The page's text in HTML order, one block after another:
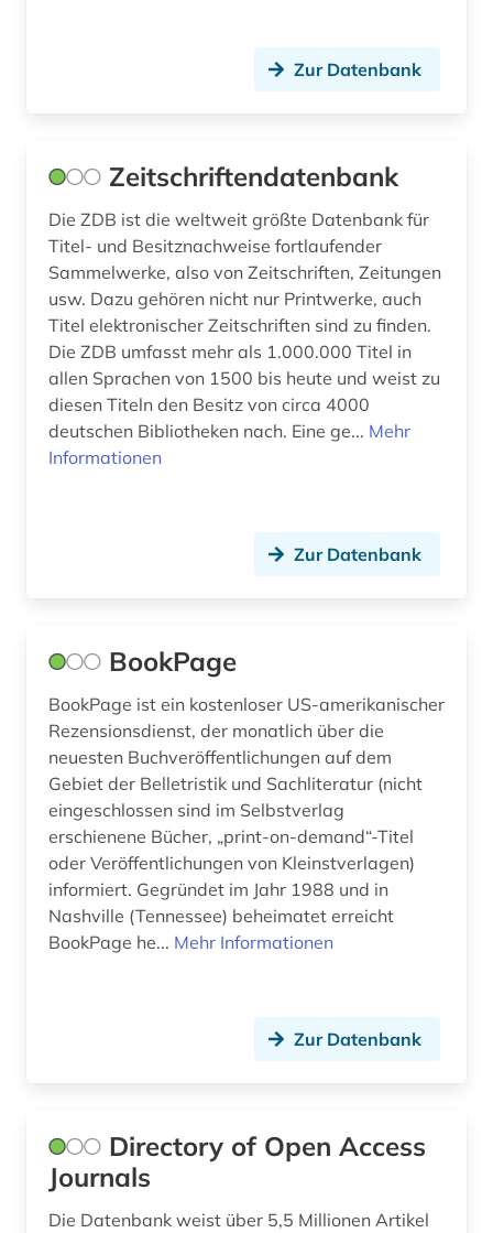
Zur Datenbank
Zeitschriftendatenbank
Die ZDB ist die weltweit größte Datenbank für
Titel- und Besitznachweise fortlaufender
Sammelwerke, also von Zeitschriften, Zeitungen
usw. Dazu gehören nicht nur Printwerke, auch
Titel elektronischer Zeitschriften sind zu finden.
Die ZDB umfasst mehr als 1.000.000 Titel in
allen Sprachen von 1500 bis heute und weist zu
diesen Titeln den Besitz von circa 4000
deutschen Bibliotheken nach. Eine ge... Mehr
Informationen
Zur Datenbank
BookPage
BookPage ist ein kostenloser US-amerikanischer
Rezensionsdienst, der monatlich über die
neuesten Buchveröffentlichungen auf dem
Gebiet der Belletristik und Sachliteratur (nicht
eingeschlossen sind im Selbstverlag
erschienene Bücher, „print-on-demand“-Titel
oder Veröffentlichungen von Kleinstverlagen)
informiert. Gegründet im Jahr 1988 und in
Nashville (Tennessee) beheimatet erreicht
BookPage he... Mehr Informationen
Zur Datenbank
Directory of Open Access
Journals
Die Datenbank weist über 5,5 Millionen Artikel